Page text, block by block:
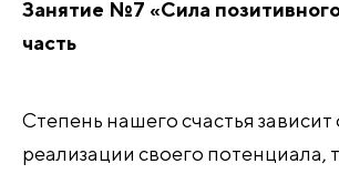
Занятие №7 «Сила позитивного
часть
Степень нашего счастья зависит
реализации своего потенциала,